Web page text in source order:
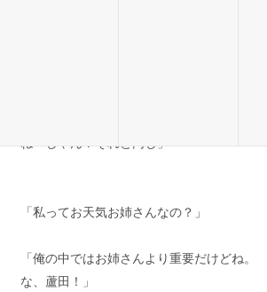
「私ってお天気お姉さんなの？」
「俺の中ではお姉さんより重要だけどね。
な、蘆田！」